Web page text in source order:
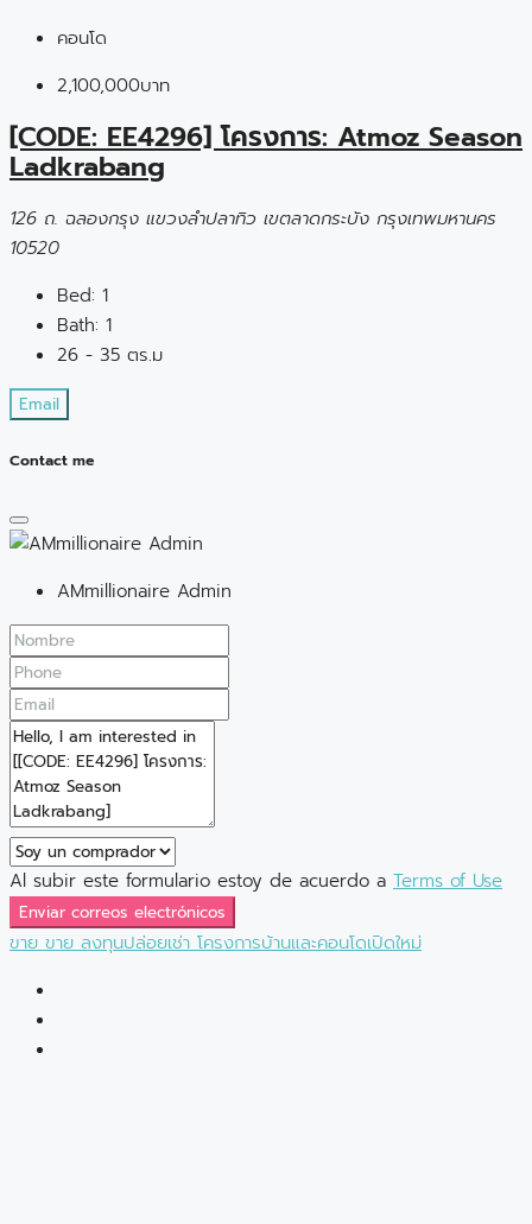
คอนโด
2,100,000บาท
[CODE: EE4296] โครงการ: Atmoz Season
Ladkrabang
126 ถ. ฉลองกรุง แขวงลำปลาทิว เขตลาดกระบัง กรุงเทพมหานคร
10520
Bed: 1
Bath: 1
26 - 35 ตร.ม
Email
Contact me
AMmillionaire Admin
Al subir este formulario estoy de acuerdo a Terms of Use
Enviar correos electrónicos
ขาย ขาย ลงทุนปล่อยเช่า โครงการบ้านและคอนโดเปิดใหม่